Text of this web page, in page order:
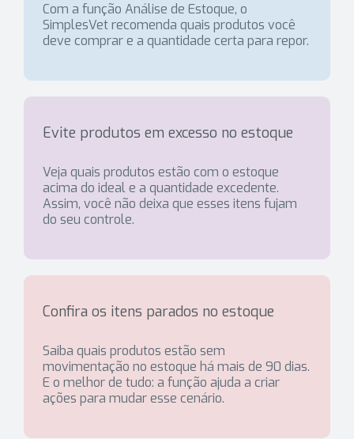
Com a função Análise de Estoque, o
SimplesVet recomenda quais produtos você
deve comprar e a quantidade certa para repor.
Evite produtos em excesso no estoque
Veja quais produtos estão com o estoque
acima do ideal e a quantidade excedente.
Assim, você não deixa que esses itens fujam
do seu controle.
Confira os itens parados no estoque
Saiba quais produtos estão sem
movimentação no estoque há mais de 90 dias.
E o melhor de tudo: a função ajuda a criar
ações para mudar esse cenário.